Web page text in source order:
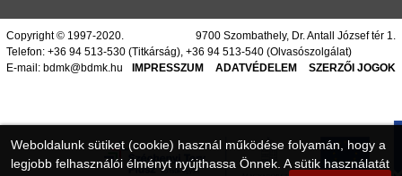
Copyright © 1997-2020.
9700 Szombathely, Dr. Antall József tér 1.
Telefon: +36 94 513-530 (Titkárság), +36 94 513-540 (Olvasószolgálat)
E-mail: bdmk@bdmk.hu IMPRESSZUM ADATVÉDELEM SZERZŐI JOGOK
Weboldalunk sütiket (cookie) használ működése folyamán, hogy a
legjobb felhasználói élményt nyújthassa Önnek. A sütik használatát